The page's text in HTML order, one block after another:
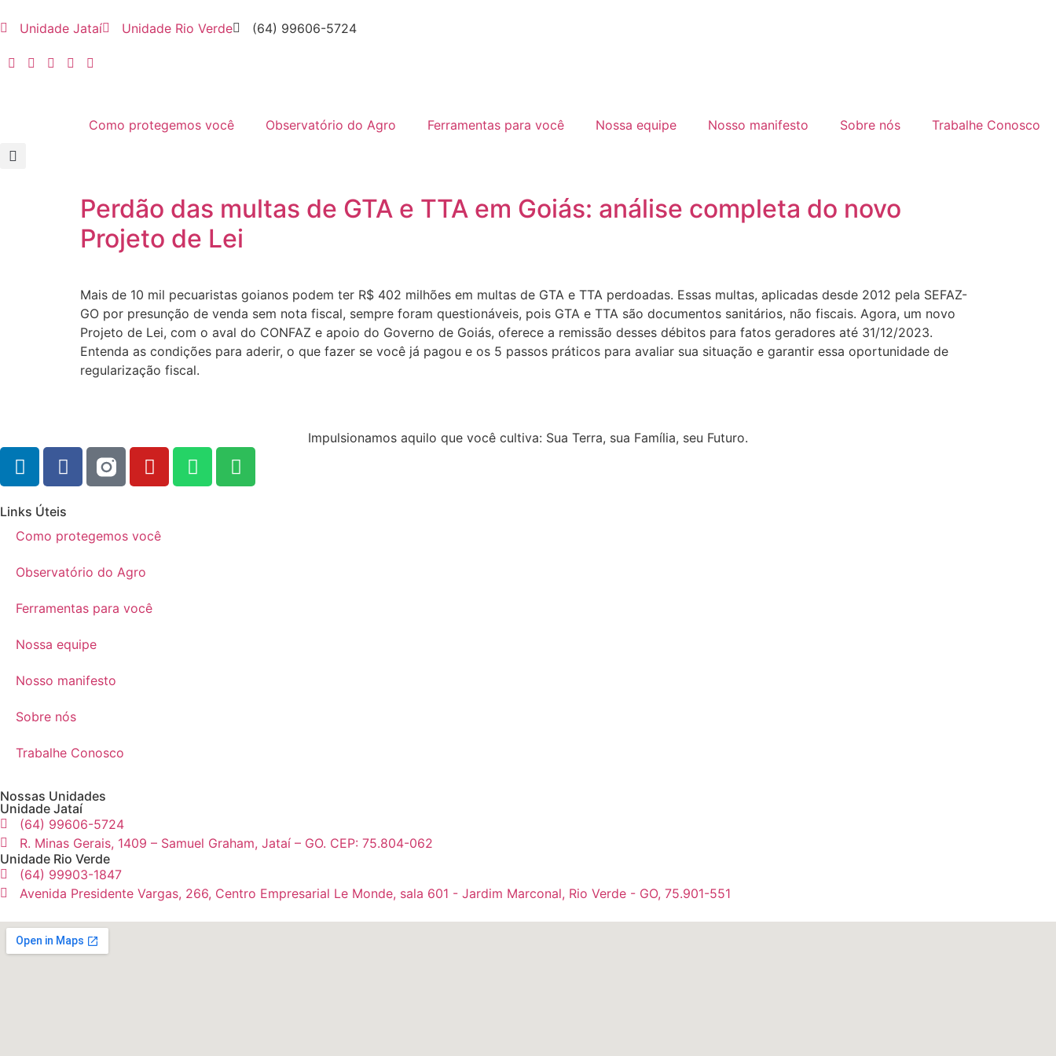
Unidade Jataí Unidade Rio Verde (64) 99606-5724
Como protegemos você Observatório do Agro Ferramentas para você Nossa equipe Nosso manifesto Sobre nós Trabalhe Conosco
Perdão das multas de GTA e TTA em Goiás: análise completa do novo
Projeto de Lei
Mais de 10 mil pecuaristas goianos podem ter R$ 402 milhões em multas de GTA e TTA perdoadas. Essas multas, aplicadas desde 2012 pela SEFAZ-
GO por presunção de venda sem nota fiscal, sempre foram questionáveis, pois GTA e TTA são documentos sanitários, não fiscais. Agora, um novo
Projeto de Lei, com o aval do CONFAZ e apoio do Governo de Goiás, oferece a remissão desses débitos para fatos geradores até 31/12/2023.
Entenda as condições para aderir, o que fazer se você já pagou e os 5 passos práticos para avaliar sua situação e garantir essa oportunidade de
regularização fiscal.
Impulsionamos aquilo que você cultiva: Sua Terra, sua Família, seu Futuro.
Links Úteis
Como protegemos você
Observatório do Agro
Ferramentas para você
Nossa equipe
Nosso manifesto
Sobre nós
Trabalhe Conosco
Nossas Unidades
Unidade Jataí
(64) 99606-5724
R. Minas Gerais, 1409 – Samuel Graham, Jataí – GO. CEP: 75.804-062
Unidade Rio Verde
(64) 99903-1847
Avenida Presidente Vargas, 266, Centro Empresarial Le Monde, sala 601 - Jardim Marconal, Rio Verde - GO, 75.901-551